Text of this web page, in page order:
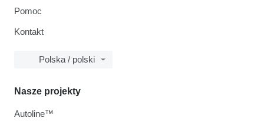
Pomoc
Kontakt
Polska / polski
Nasze projekty
Autoline™